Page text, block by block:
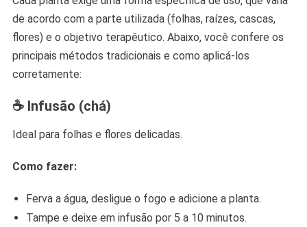
de acordo com a parte utilizada (folhas, raízes, cascas,
flores) e o objetivo terapêutico. Abaixo, você confere os
principais métodos tradicionais e como aplicá-los
corretamente:
☕ Infusão (chá)
Ideal para folhas e flores delicadas.
Como fazer:
Ferva a água, desligue o fogo e adicione a planta.
Tampe e deixe em infusão por 5 a 10 minutos.